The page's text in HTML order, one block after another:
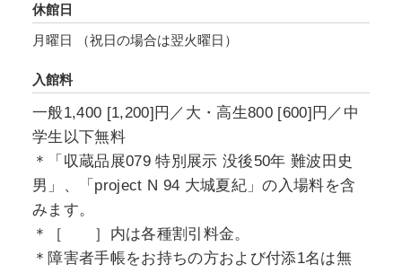
を超越した宇野の華麗で耽美な創作世界に迫り
ます。
休館日
月曜日 （祝日の場合は翌火曜日）
入館料
一般1,400 [1,200]円／大・高生800 [600]円／中
学生以下無料
＊「収蔵品展079 特別展示 没後50年 難波田史
男」、「project N 94 大城夏紀」の入場料を含
みます。
＊［ ］内は各種割引料金。
＊障害者手帳をお持ちの方および付添1名は無